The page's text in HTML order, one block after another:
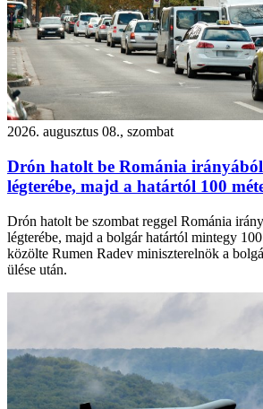
2026. augusztus 08., szombat
Drón hatolt be Románia
légterébe, majd a határtól 100
Drón hatolt be szombat reggel Románia
légterébe, majd a bolgár határtól mintegy
közölte Rumen Radev miniszterelnök a
ülése után.